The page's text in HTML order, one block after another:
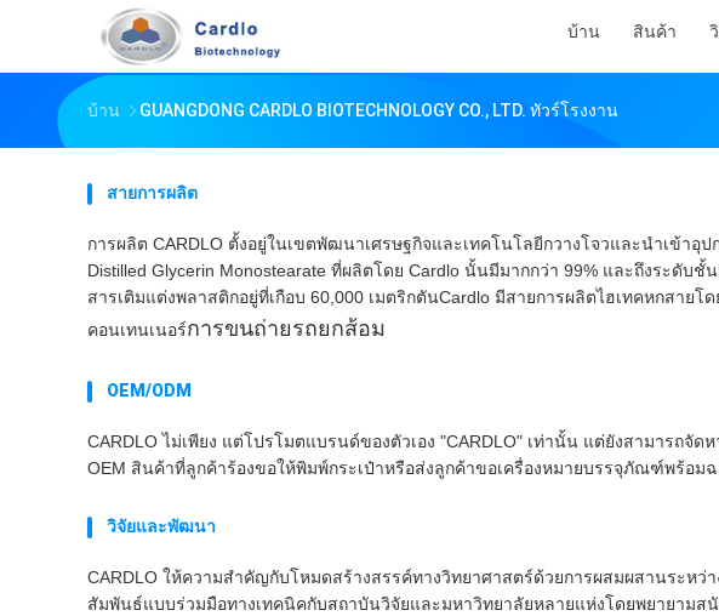
บ้าน สินค้า
บ้าน GUANGDONG CARDLO BIOTECHNOLOGY CO., LTD. ทัวร์โรงงาน
สายการผลิต
การผลิต CARDLO ตั้งอยู่ในเขตพัฒนาเศรษฐกิจและเทคโนโลยีกวางโจวและนำเข้า
Distilled Glycerin Monostearate ที่ผลิตโดย Cardlo นั้นมีมากกว่า 99% และถึงระดับ
สารเติมแต่งพลาสติกอยู่ที่เกือบ 60,000 เมตริกตันCardlo มีสายการผลิตไฮเทคหกสาย
คอนเทนเนอร์การขนถ่ายรถยกส้อม
OEM/ODM
CARDLO ไม่เพียง แต่โปรโมตแบรนด์ของตัวเอง "CARDLO" เท่านั้น แต่ยังสามารถจั
OEM สินค้าที่ลูกค้าร้องขอให้พิมพ์กระเป๋าหรือส่งลูกค้าขอเครื่องหมายบรรจุภัณฑ์พร้อมฉ
วิจัยและพัฒนา
CARDLO ให้ความสำคัญกับโหมดสร้างสรรค์ทางวิทยาศาสตร์ด้วยการผสมผสานระหว่า
สัมพันธ์แบบร่วมมือทางเทคนิคกับสถาบันวิจัยและมหาวิทยาลัยหลายแห่งโดยพยายามส